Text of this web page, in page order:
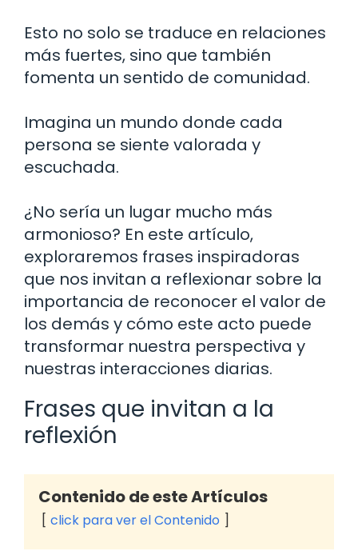
Esto no solo se traduce en relaciones
más fuertes, sino que también
fomenta un sentido de comunidad.
Imagina un mundo donde cada
persona se siente valorada y
escuchada.
¿No sería un lugar mucho más
armonioso? En este artículo,
exploraremos frases inspiradoras
que nos invitan a reflexionar sobre la
importancia de reconocer el valor de
los demás y cómo este acto puede
transformar nuestra perspectiva y
nuestras interacciones diarias.
Frases que invitan a la
reflexión
Contenido de este Artículos
click para ver el Contenido